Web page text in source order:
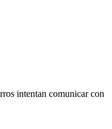
intentan comunicar con